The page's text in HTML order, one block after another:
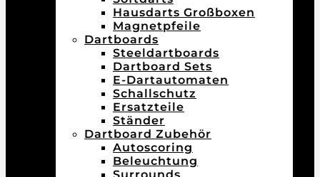
Hausdarts Großboxen
Magnetpfeile
Dartboards
Steeldartboards
Dartboard Sets
E-Dartautomaten
Schallschutz
Ersatzteile
Ständer
Dartboard Zubehör
Autoscoring
Beleuchtung